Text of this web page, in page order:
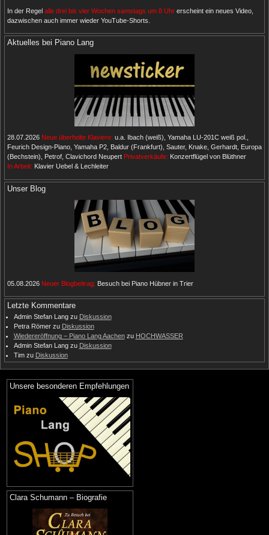
In der Regel alle drei bis vier Wochen samstags um 8 Uhr erscheint ein neues Video,
dazwischen auch immer wieder YouTube-Shorts.
Aktuelles bei Piano Lang
28.07.2026 Neue überholte Klaviere: u.a. Ibach (weiß), Yamaha LU-201C weiß pol.,
Feurich Design-Piano, Yamaha P2, Baldur (Frankfurt), Sauter, Knake, Gerhardt, Europa
(Bechstein), Petrof, Clavichord Neupert Privatverkäufe: Konzertflügel von Blüthner
In Arbeit: Klavier Uebel & Lechleiter
Unser Blog
05.08.2026 Neuer Blogbeitrag: Besuch bei Piano Hübner in Trier
Letzte Kommentare
Admin Stefan Langzu Diskussion
Petra Römerzu Diskussion
Wiedereröffnung – Piano Lang Aachenzu HOCHWASSER
Admin Stefan Langzu Diskussion
Timzu Diskussion
Unsere besonderen Empfehlungen
Clara Schumann – Biografie